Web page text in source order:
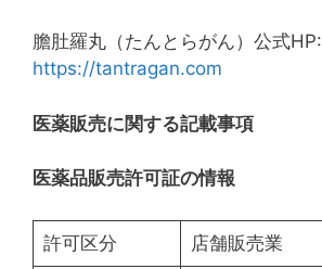
膽肚羅丸（たんとらがん）公式HP:
https://tantragan.com
医薬販売に関する記載事項
医薬品販売許可証の情報
許可区分 店舗販売業